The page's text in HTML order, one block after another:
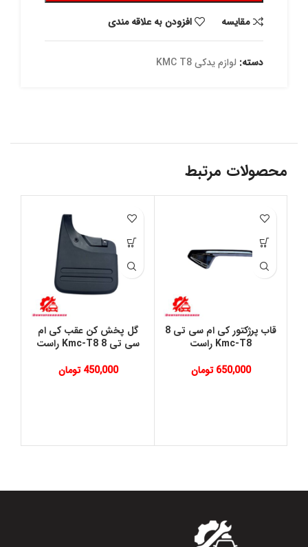
مقايسه
افزودن به علاقه مندی
دسته: لوازم یدکی KMC T8
محصولات مرتبط
قاب پرژکتور کی ام سی تی 8
Kmc-T8 راست
650,000 تومان
گل پخش کن عقب کی ام
سی تی 8 Kmc-T8 راست
450,000 تومان